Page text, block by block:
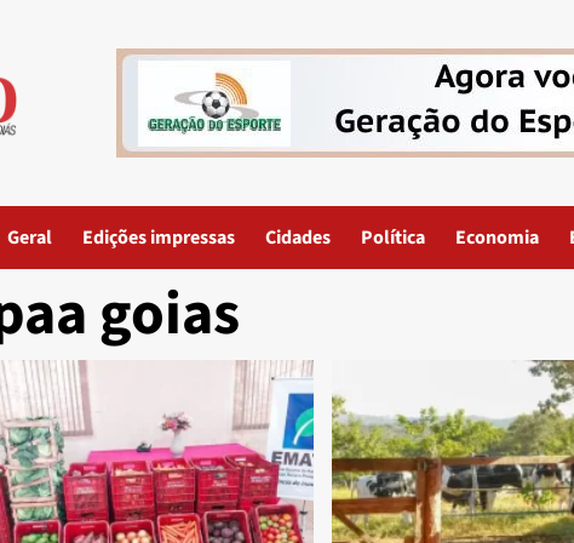
Geral Edições impressas Cidades Política Economia
goias